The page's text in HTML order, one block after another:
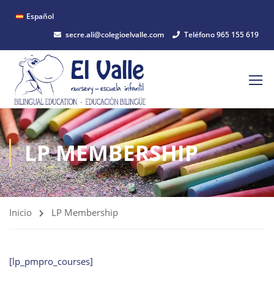
Español
secre.ali@colegioelvalle.com
Teléfono 965 155 619
LP MEMBERSHIP
Inicio LP Membership
[lp_pmpro_courses]